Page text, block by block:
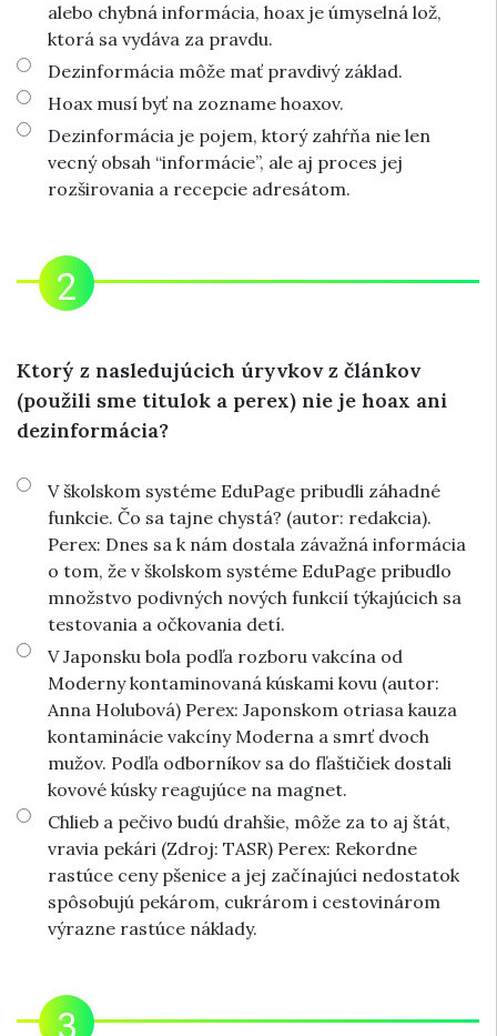
alebo chybná informácia, hoax je úmyselná lož,
ktorá sa vydáva za pravdu.
Dezinformácia môže mať pravdivý základ.
Hoax musí byť na zozname hoaxov.
Dezinformácia je pojem, ktorý zahŕňa nie len
vecný obsah “informácie”, ale aj proces jej
rozširovania a recepcie adresátom.
Ktorý z nasledujúcich úryvkov z článkov
(použili sme titulok a perex) nie je hoax ani
dezinformácia?
V školskom systéme EduPage pribudli záhadné
funkcie. Čo sa tajne chystá? (autor: redakcia).
Perex: Dnes sa k nám dostala závažná informácia
o tom, že v školskom systéme EduPage pribudlo
množstvo podivných nových funkcií týkajúcich sa
testovania a očkovania detí.
V Japonsku bola podľa rozboru vakcína od
Moderny kontaminovaná kúskami kovu (autor:
Anna Holubová) Perex: Japonskom otriasa kauza
kontaminácie vakcíny Moderna a smrť dvoch
mužov. Podľa odborníkov sa do fľaštičiek dostali
kovové kúsky reagujúce na magnet.
Chlieb a pečivo budú drahšie, môže za to aj štát,
vravia pekári (Zdroj: TASR) Perex: Rekordne
rastúce ceny pšenice a jej začínajúci nedostatok
spôsobujú pekárom, cukrárom i cestovinárom
výrazne rastúce náklady.